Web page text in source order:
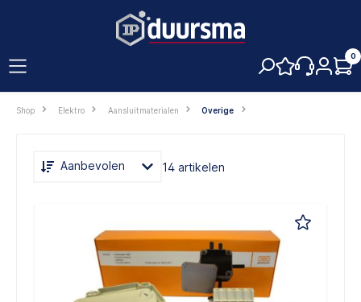
0
Shop Elektro Aansluitmaterialen Overige
Aanbevolen 14 artikelen